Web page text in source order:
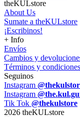
theKULstore
About Us
Sumate a theKULstore
¡Escribinos!
+ Info
Envíos
Cambios y
Términos y condiciones
Seguinos
Instagram
Instagram
Tik Tok @thekulstore
2026 theKULstore